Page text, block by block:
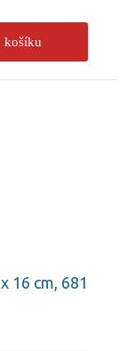
košíku
16 cm, 681